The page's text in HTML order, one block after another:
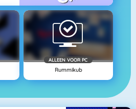
ALLEEN VOOR PC
Rummikub